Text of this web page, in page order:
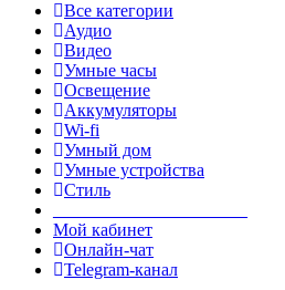
Все категории
Аудио
Видео
Умные часы
Освещение
Аккумуляторы
Wi-fi
Умный дом
Умные устройства
Стиль
Мой кабинет
Онлайн-чат
Telegram-канал